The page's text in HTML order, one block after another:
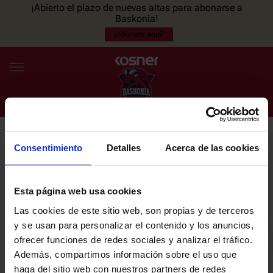
Consentimiento Detalles Acerca de las cookies
Esta página web usa cookies
Las cookies de este sitio web, son propias y de terceros
y se usan para personalizar el contenido y los anuncios,
ofrecer funciones de redes sociales y analizar el tráfico.
Además, compartimos información sobre el uso que
haga del sitio web con nuestros partners de redes
¡Abierto el plazo de nuevas altas para abonarse a
Baskonia!
¡Abónate aquí!
ES EU
NOTICIAS
PLANTILLA
ENTRADAS
NEWSLETTER
últimas noticias y promociones del club.
Email
He leído y acepto laPolítica de privacidaddel SASKI BASKONIA